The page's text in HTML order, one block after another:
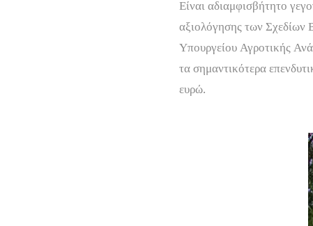
Είναι αδιαμφισβήτητο
αξιολόγησης των Σχεδίων
Υπουργείου Αγροτικής
τα σημαντικότερα
ευρώ.